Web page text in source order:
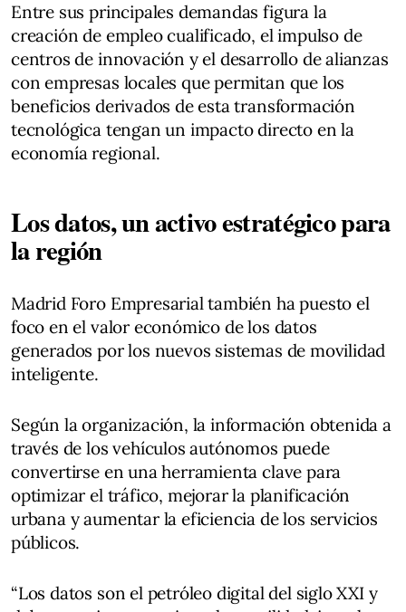
Entre sus principales demandas figura la
creación de empleo cualificado, el impulso de
centros de innovación y el desarrollo de alianzas
con empresas locales que permitan que los
beneficios derivados de esta transformación
tecnológica tengan un impacto directo en la
economía regional.
Los datos, un activo estratégico para
la región
Madrid Foro Empresarial también ha puesto el
foco en el valor económico de los datos
generados por los nuevos sistemas de movilidad
inteligente.
Según la organización, la información obtenida a
través de los vehículos autónomos puede
convertirse en una herramienta clave para
optimizar el tráfico, mejorar la planificación
urbana y aumentar la eficiencia de los servicios
públicos.
“Los datos son el petróleo digital del siglo XXI y